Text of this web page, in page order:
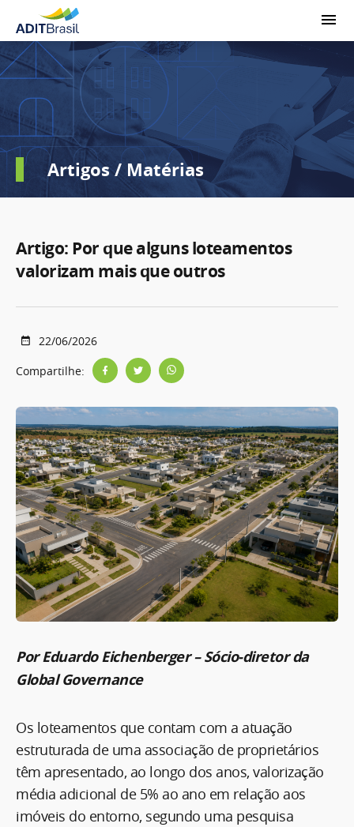
Artigos / Matérias
Artigo: Por que alguns loteamentos
valorizam mais que outros
22/06/2026
Compartilhe:
Por Eduardo Eichenberger – Sócio-diretor da
Global Governance
Os loteamentos que contam com a atuação
estruturada de uma associação de proprietários
têm apresentado, ao longo dos anos, valorização
média adicional de 5% ao ano em relação aos
imóveis do entorno, segundo uma pesquisa